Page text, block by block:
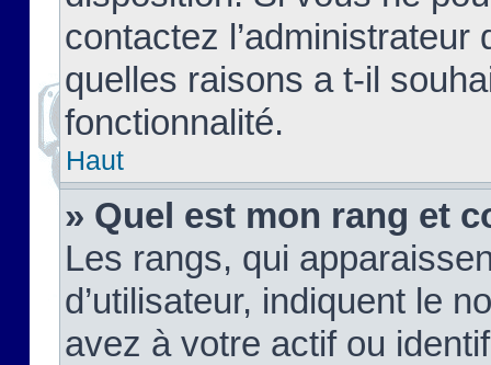
contactez
quelles raisons a t-il
fonctionnalité.
Haut
» Quel est mon rang et
Les rangs, qui
d’utilisateur, indiquent le
avez à votre actif ou